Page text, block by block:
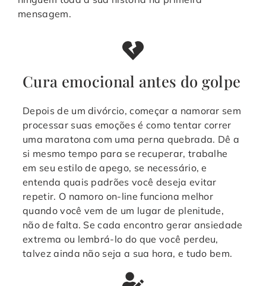
mensagem.
Cura emocional antes do golpe
Depois de um divórcio, começar a namorar sem
processar suas emoções é como tentar correr
uma maratona com uma perna quebrada. Dê a
si mesmo tempo para se recuperar, trabalhe
em seu estilo de apego, se necessário, e
entenda quais padrões você deseja evitar
repetir. O namoro on-line funciona melhor
quando você vem de um lugar de plenitude,
não de falta. Se cada encontro gerar ansiedade
extrema ou lembrá-lo do que você perdeu,
talvez ainda não seja a sua hora, e tudo bem.